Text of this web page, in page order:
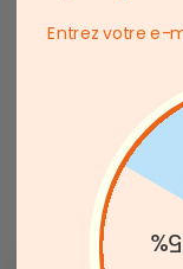
affirmé, qui
Des meubles
qui trouvent
Entrez votre e-
-